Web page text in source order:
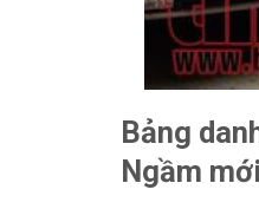
Bảng
Ngầm